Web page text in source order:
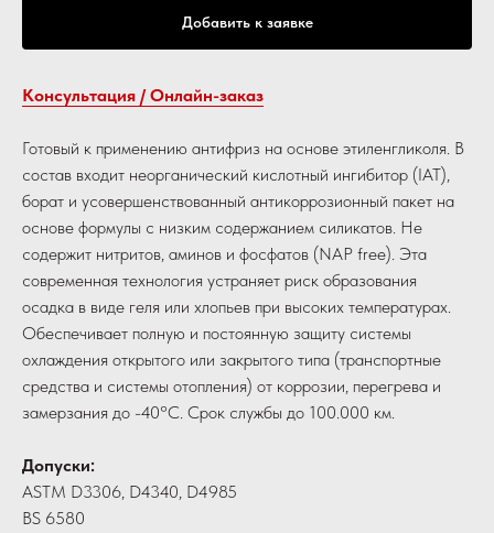
Добавить к заявке
Консультация / Онлайн-заказ
Готовый к применению антифриз на основе этиленгликоля. В
состав входит неорганический кислотный ингибитор (IAT),
борат и усовершенствованный антикоррозионный пакет на
основе формулы с низким содержанием силикатов. Не
содержит нитритов, аминов и фосфатов (NAP free). Эта
современная технология устраняет риск образования
осадка в виде геля или хлопьев при высоких температурах.
Обеспечивает полную и постоянную защиту системы
охлаждения открытого или закрытого типа (транспортные
средства и системы отопления) от коррозии, перегрева и
замерзания до -40°C. Срок службы до 100.000 км.
Допуски:
ASTM D3306, D4340, D4985
BS 6580